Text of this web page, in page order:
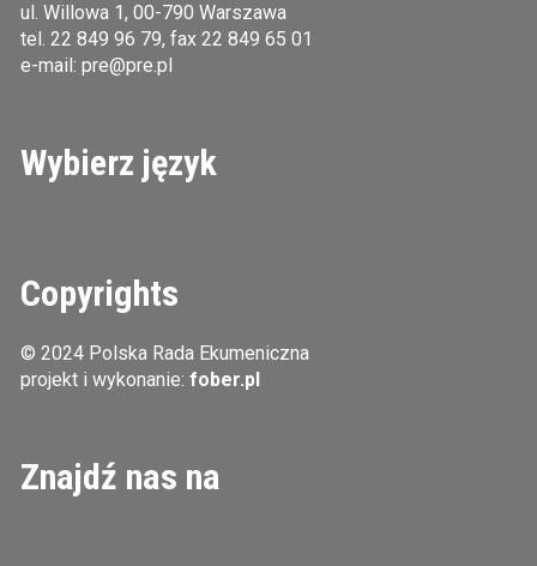
ul. Willowa 1, 00-790 Warszawa
tel. 22 849 96 79, fax 22 849 65 01
e-mail: pre@pre.pl
Wybierz język
Copyrights
© 2024 Polska Rada Ekumeniczna
projekt i wykonanie: fober.pl
Znajdź nas na